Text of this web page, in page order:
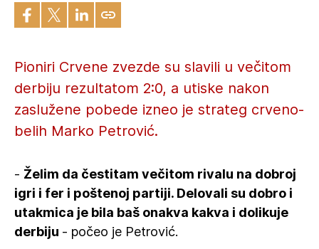
Pioniri Crvene zvezde su slavili u večitom
derbiju rezultatom 2:0, a utiske nakon
zaslužene pobede izneo je strateg crveno-
belih Marko Petrović.
- Želim da čestitam večitom rivalu na dobroj
igri i fer i poštenoj partiji. Delovali su dobro i
utakmica je bila baš onakva kakva i dolikuje
derbiju - počeo je Petrović.